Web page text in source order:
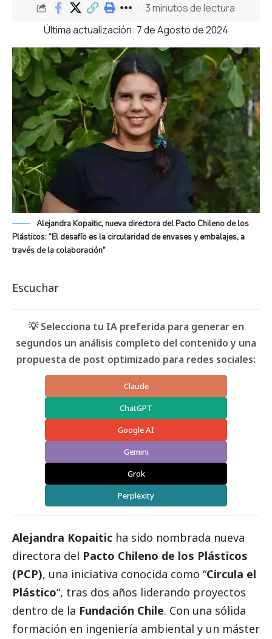
Última actualización: 7 de Agosto de 2024
3 minutos de lectura
Alejandra Kopaitic, nueva directora del Pacto Chileno de los
Plásticos: “El desafío es la circularidad de envases y embalajes, a
través de la colaboración”
Escuchar
💡 Selecciona tu IA preferida para generar en
segundos un análisis completo del contenido y una
propuesta de post optimizado para redes sociales:
Claude
ChatGPT
Google AI
Gemini
Grok
Perplexity
Alejandra Kopaitic ha sido nombrada nueva
directora del Pacto Chileno de los Plásticos
(PCP), una iniciativa conocida como “Circula el
Plástico“, tras dos años liderando proyectos
dentro de la Fundación Chile. Con una sólida
formación en ingeniería ambiental y un máster